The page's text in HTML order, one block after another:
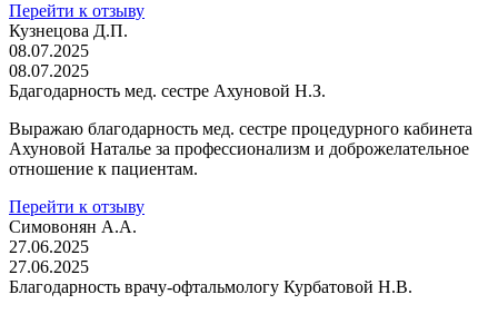
Перейти к отзыву
Кузнецова Д.П.
08.07.2025
08.07.2025
Бдагодарность мед. сестре Ахуновой Н.З.
Выражаю благодарность мед. сестре процедурного кабинета
Ахуновой Наталье за профессионализм и доброжелательное
отношение к пациентам.
Перейти к отзыву
Симовонян А.А.
27.06.2025
27.06.2025
Благодарность врачу-офтальмологу Курбатовой Н.В.